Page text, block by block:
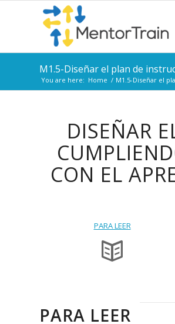
M1.5-Diseñar el plan de
You are here: Home / M1.5-Diseñar el
DISEÑAR
CON EL
PARA LEER
PARA LEER